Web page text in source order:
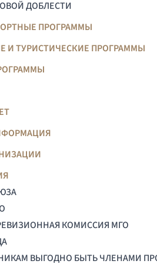
ДОБЛЕСТИ
ПРОГРАММЫ
И ТУРИСТИЧЕСКИЕ ПРОГРАММЫ
КОМИССИЯ МГО
ВЫГОДНО БЫТЬ ЧЛЕНАМИ